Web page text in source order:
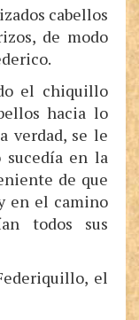
cabellos
de modo
el chiquillo
hacia lo
verdad, se le
sucedía en la
de que
en el camino
todos sus
el